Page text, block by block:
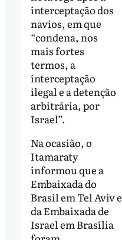
interceptação dos
navios, em que
“condena, nos
mais fortes
termos, a
interceptação
ilegal e a detenção
arbitrária, por
Israel”.
Na ocasião, o
Itamaraty
informou que a
Embaixada do
Brasil em Tel Aviv e
da Embaixada de
Israel em Brasília